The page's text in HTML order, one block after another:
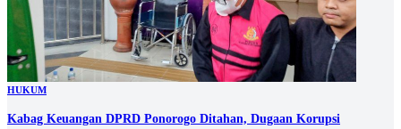
HUKUM
Kabag Keuangan DPRD Ponorogo Ditahan, Dugaan Korupsi